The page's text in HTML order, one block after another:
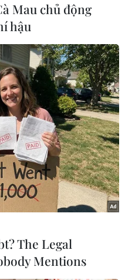
Wireless
#Apple
AI
Mau chủ động
hậu
The Legal
Mentions